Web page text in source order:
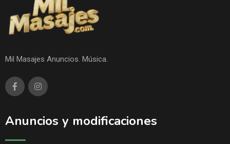
Mil Masajes Anuncios. Música.
Anuncios y modificaciones